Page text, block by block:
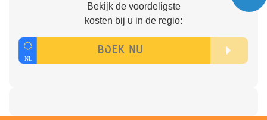
Bekijk de voordeligste
kosten bij u in de regio: